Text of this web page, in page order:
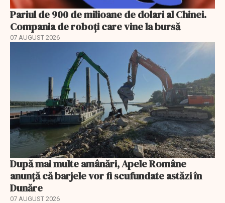
Pariul de 900 de milioane de dolari al Chinei.
Compania de roboți care vine la bursă
07 AUGUST 2026
După mai multe amânări, Apele Române
anunță că barjele vor fi scufundate astăzi în
Dunăre
07 AUGUST 2026